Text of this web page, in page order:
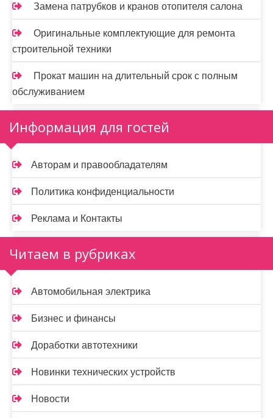
Замена патрубков и кранов отопителя салона
Оригинальные комплектующие для ремонта
строительной техники
Прокат машин на длительный срок с полным
обслуживанием
Информация для гостей
Авторам и правообладателям
Политика конфиденциальности
Реклама и Контакты
Читаем в рубриках
Автомобильная электрика
Бизнес и финансы
Доработки автотехники
Новинки технических устройств
Новости